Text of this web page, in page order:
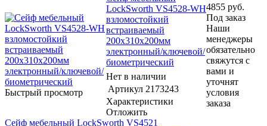
Быстрый просмотр
LockSworth VS4528-WH
взломостойкий
встраиваемый
200x310x200мм
электронный/ключевой/
биометрический
Нет в наличии
Артикул 2173243
Характеристики
Отложить
4855 руб.
Под заказ
Наши
менеджеры
обязательно
свяжутся с
вами и
уточнят
условия
заказа
Сейф мебельный LockSworth VS4521